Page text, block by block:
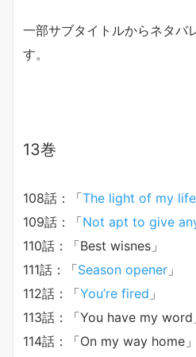
一部サブタイトルからネタバ
す。
13巻
108話：「The light of my life
109話：「Not apt to give
110話：「Best wisnes」
111話：「Season opener 」
112話：「You’re fired 」
113話：「You have my word
114話：「On my way home」